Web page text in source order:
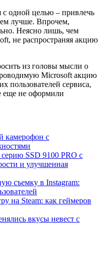
одной целью – привлечь
лучше. Впрочем,
Неясно лишь, чем
не распространяя акцию
из головы мысли о
Microsoft акцию
пользователей сервиса,
еще не оформили
камерофон с
серию SSD 9100 PRO с
и улучшенная
съемку в Instagram:
на Steam: как геймеров
вкусы невест с